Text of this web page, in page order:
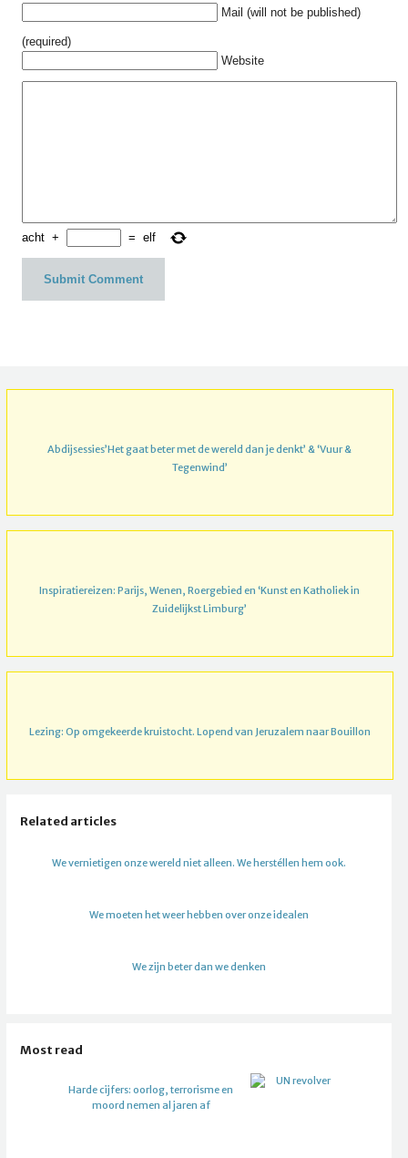
Mail (will not be published)
(required)
Website
acht + = elf
Abdijsessies’Het gaat beter met de wereld dan je denkt’ & ‘Vuur &
Tegenwind’
Inspiratiereizen: Parijs, Wenen, Roergebied en ‘Kunst en Katholiek in
Zuidelijkst Limburg’
Lezing: Op omgekeerde kruistocht. Lopend van Jeruzalem naar Bouillon
Related articles
We vernietigen onze wereld niet alleen. We herstéllen hem ook.
We moeten het weer hebben over onze idealen
We zijn beter dan we denken
Most read
Harde cijfers: oorlog, terrorisme en
moord nemen al jaren af